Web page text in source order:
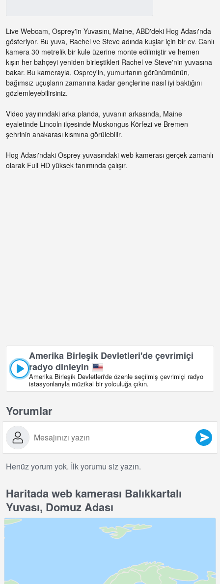
Live Webcam, Osprey'in Yuvasını, Maine, ABD'deki Hog Adası'nda
gösteriyor. Bu yuva, Rachel ve Steve adında kuşlar için bir ev. Canlı
kamera 30 metrelik bir kule üzerine monte edilmiştir ve hemen
kışın her bahçeyi yeniden birleştikleri Rachel ve Steve'nin yuvasına
bakar. Bu kamerayla, Osprey'in, yumurtanın görünümünün,
bağımsız uçuşların zamanına kadar gençlerine nasıl iyi baktığını
gözlemleyebilirsiniz.
Video yayınındaki arka planda, yuvanın arkasında, Maine
eyaletinde Lincoln ilçesinde Muskongus Körfezi ve Bremen
şehrinin anakarası kısmına görülebilir.
Hog Adası'ndaki Osprey yuvasındaki web kamerası gerçek zamanlı
olarak Full HD yüksek tanımında çalışır.
Amerika Birleşik Devletleri'de çevrimiçi
radyo dinleyin
Amerika Birleşik Devletleri'de özenle seçilmiş çevrimiçi radyo
istasyonlarıyla müzikal bir yolculuğa çıkın.
Yorumlar
Henüz yorum yok. İlk yorumu siz yazın.
Haritada web kamerası Balıkkartalı
Yuvası, Domuz Adası